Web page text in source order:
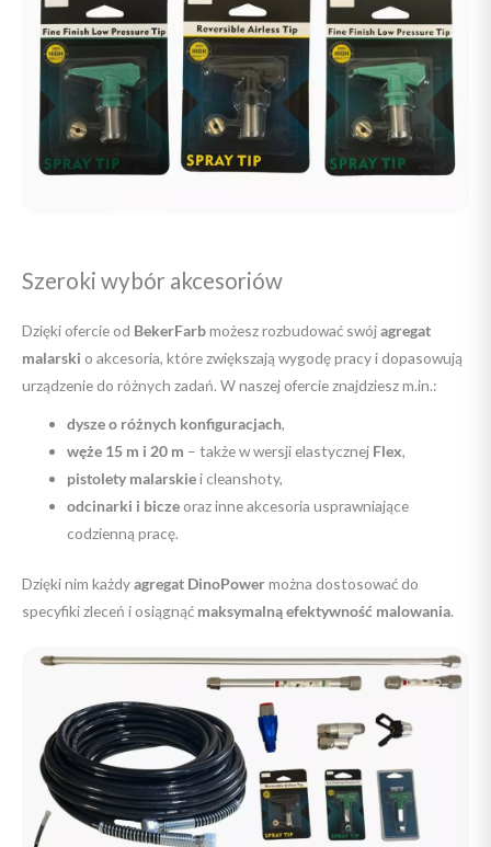
Szeroki wybór akcesoriów
Dzięki ofercie od BekerFarbmożesz rozbudować swójagregat
malarski o akcesoria, które zwiększają wygodę pracy i dopasowują
urządzenie do różnych zadań. W naszej ofercie znajdziesz m.in.:
dysze o różnych konfiguracjach,
węże 15 m i 20 m – także w wersji elastycznej Flex,
pistolety malarskiei cleanshoty,
odcinarki i bicze oraz inne akcesoria usprawniające
codzienną pracę.
Dzięki nim każdyagregat DinoPowermożna dostosować do
specyfiki zleceń i osiągnąć maksymalną efektywność malowania.